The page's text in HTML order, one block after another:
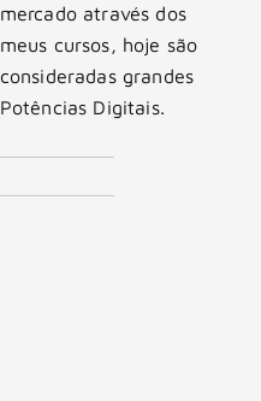
mercado através dos
meus cursos, hoje são
consideradas grandes
Potências Digitais.